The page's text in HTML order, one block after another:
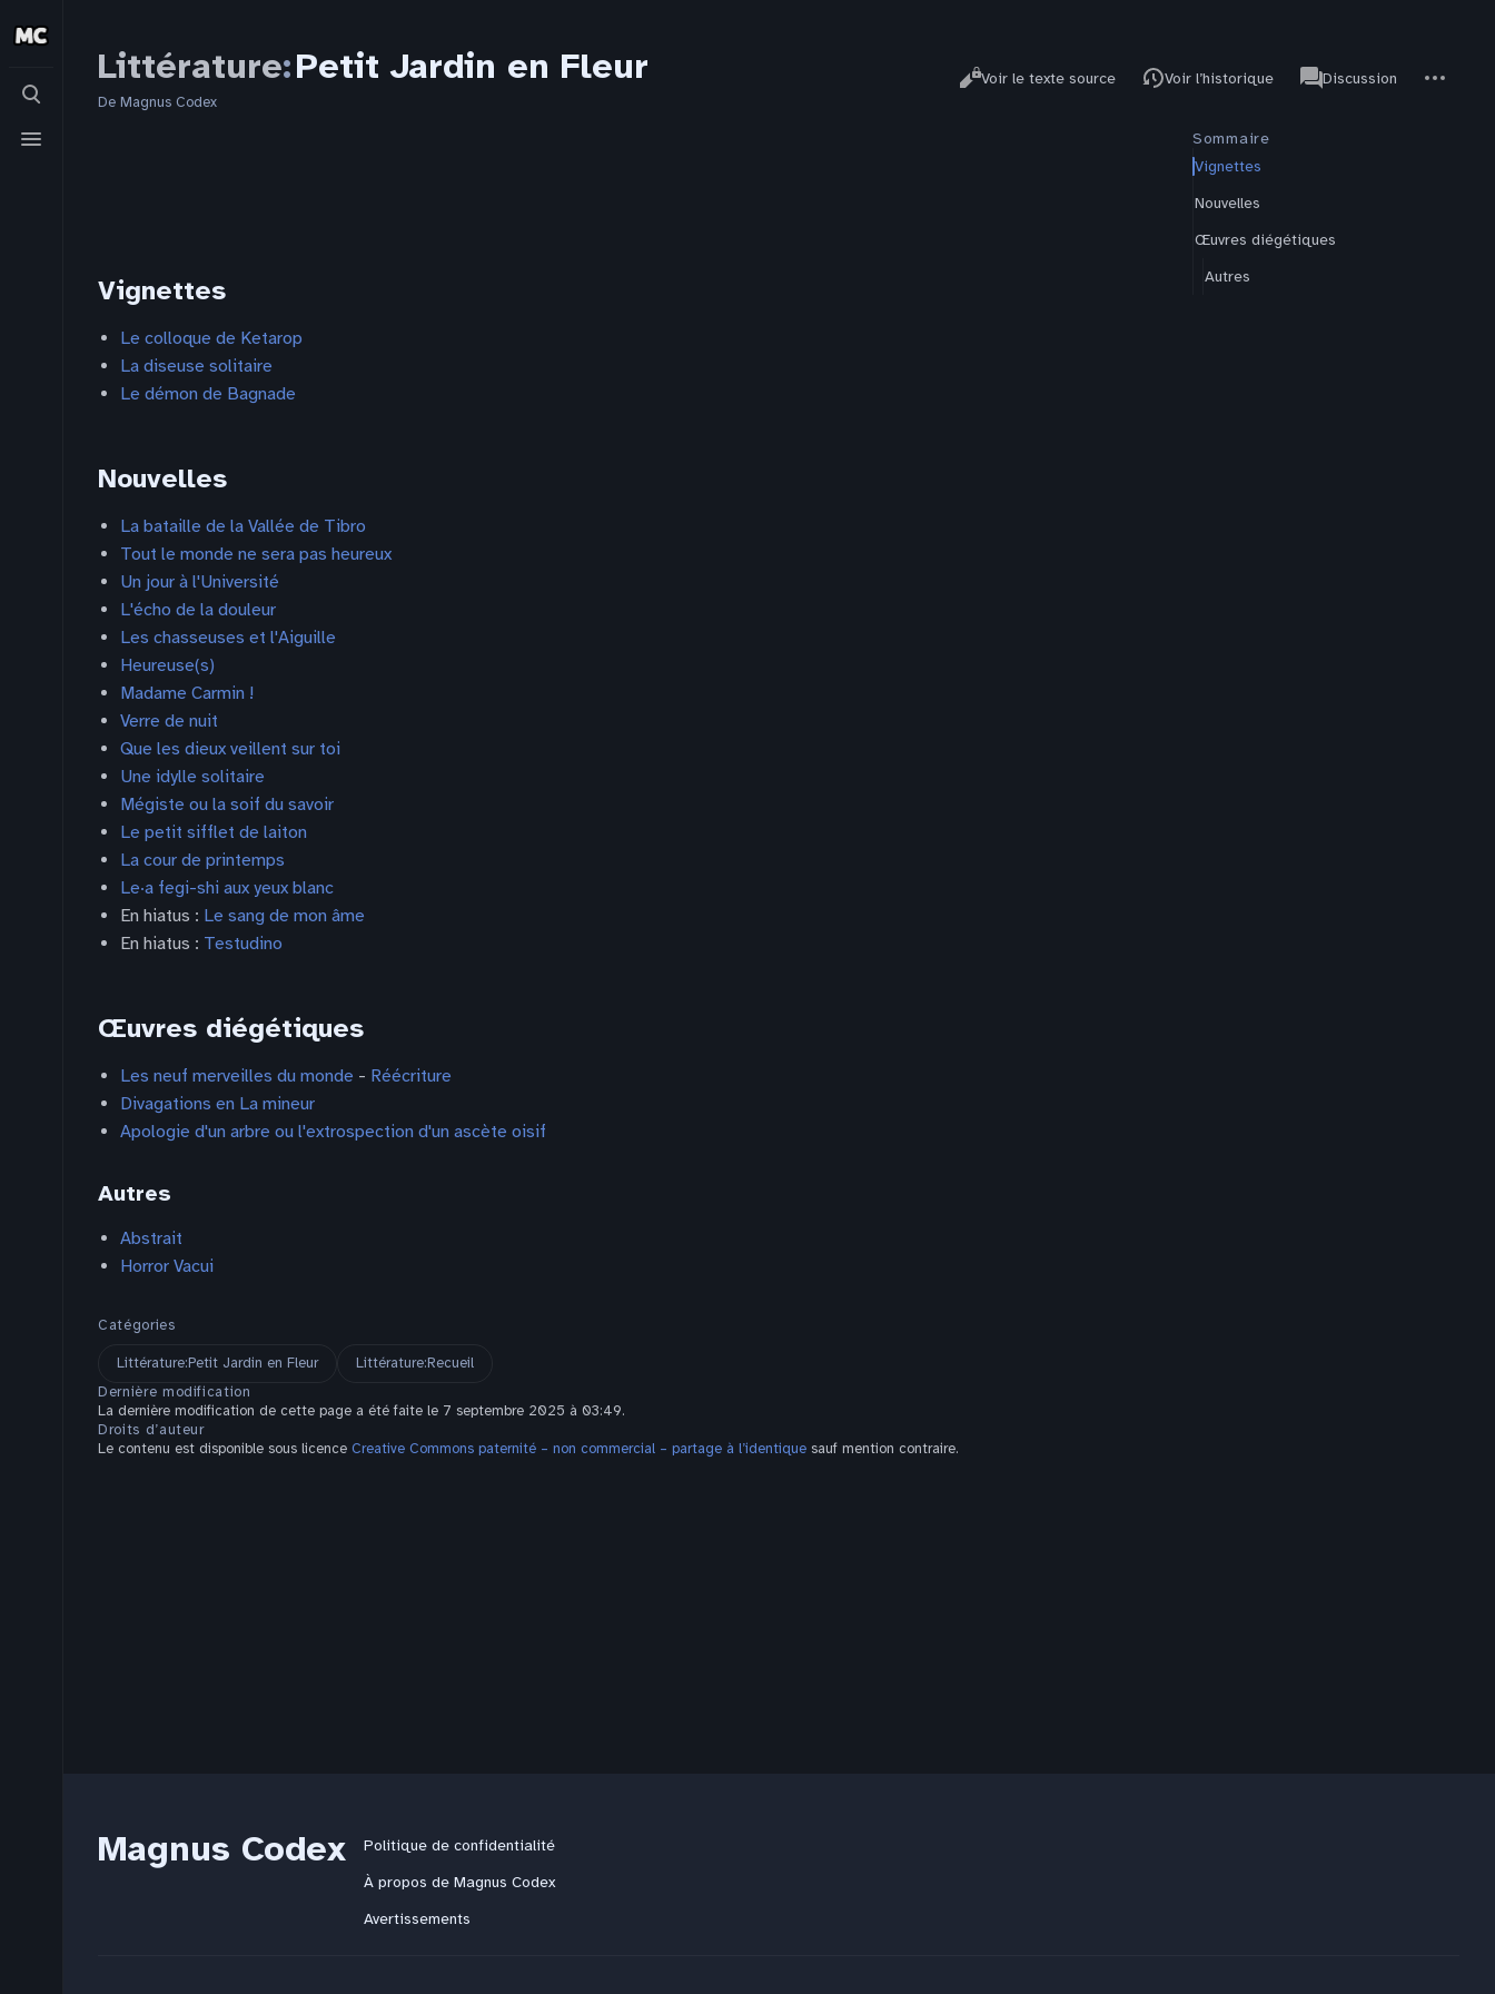
Basculer
recherche
Basculer
le
Littérature:Petit Jardin en Fleur
De Magnus Codex
Affichages
LireVoir le texte source Voir l’historique
associated-
pages
Littérature
Discussion
actions
Vignettes
Le colloque de Ketarop
La diseuse solitaire
Le démon de Bagnade
Nouvelles
La bataille de la Vallée de Tibro
Tout le monde ne sera pas heureux
Un jour à l'Université
L'écho de la douleur
Les chasseuses et l'Aiguille
Heureuse(s)
Madame Carmin !
Verre de nuit
Que les dieux veillent sur toi
Une idylle solitaire
Mégiste ou la soif du savoir
Le petit sifflet de laiton
La cour de printemps
Le·a fegi-shi aux yeux blanc
En hiatus : Le sang de mon âme
En hiatus : Testudino
Œuvres diégétiques
Les neuf merveilles du monde - Réécriture
Divagations en La mineur
Apologie d'un arbre ou l'extrospection d'un ascète oisif
Autres
Abstrait
Horror Vacui
Sommaire
Vignettes
Nouvelles
Œuvres diégétiques
Autres
Catégories
Littérature:Petit Jardin en Fleur
Littérature:Recueil
Dernière modification
La dernière modification de cette page a été faite le 7 septembre 2025 à 03:49.
Droits d’auteur
Le contenu est disponible sous licence Creative Commons paternité – non commercial – partage à l’identique sauf mention contraire.
Magnus Codex
Politique de confidentialité
À propos de Magnus Codex
Avertissements